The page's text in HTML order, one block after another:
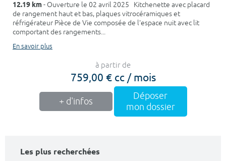
12.19 km- Ouverture le 02 avril 2025 Kitchenette avec placard
de rangement haut et bas, plaques vitrocéramiques et
réfrigérateur Pièce de Vie composée de l'espace nuit avec lit
comportant des rangements...
En savoir plus
à partir de
759,00 € cc / mois
+ d'infos
Déposer
mon dossier
Les plus recherchées